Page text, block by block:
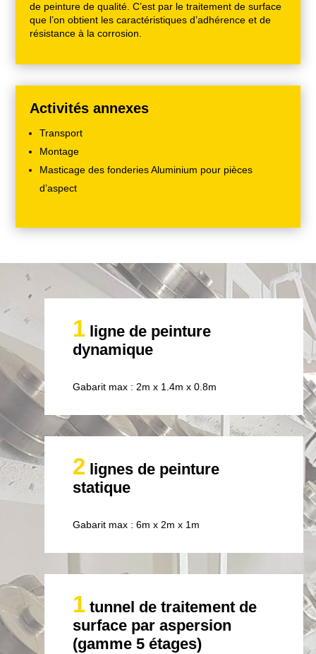
de peinture de qualité. C’est par le traitement de surface
que l’on obtient les caractéristiques d’adhérence et de
résistance à la corrosion.
Activités annexes
Transport
Montage
Masticage des fonderies Aluminium pour pièces
d’aspect
1ligne de peinture
dynamique
Gabarit max : 2m x 1.4m x 0.8m
2 lignes de peinture
statique
Gabarit max : 6m x 2m x 1m
1tunnel de traitement de
surface par aspersion
(gamme 5 étages)